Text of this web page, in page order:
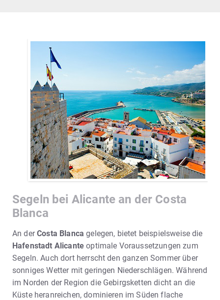
Segeln bei Alicante an der Costa
Blanca
An derCosta Blanca gelegen, bietet beispielsweise die
Hafenstadt Alicante optimale Voraussetzungen zum
Segeln. Auch dort herrscht den ganzen Sommer über
sonniges Wetter mit geringen Niederschlägen. Während
im Norden der Region die Gebirgsketten dicht an die
Küste heranreichen, dominieren im Süden flache